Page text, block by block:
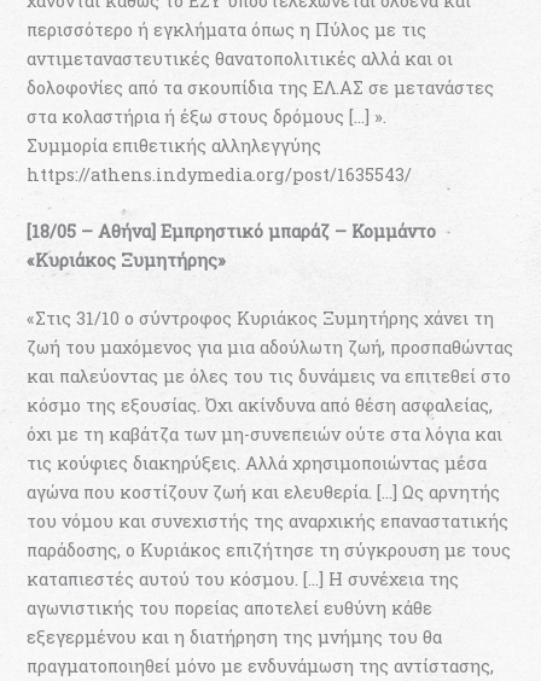
περισσότερο ή εγκλήματα όπως η Πύλος με τις
αντιμεταναστευτικές θανατοπολιτικές αλλά και οι
δολοφονίες από τα σκουπίδια της ΕΛ.ΑΣ σε μετανάστες
στα κολαστήρια ή έξω στους δρόμους […] ».
Συμμορία επιθετικής αλληλεγγύης
https://athens.indymedia.org/post/1635543/
[18/05 – Αθήνα] Εμπρηστικό μπαράζ – Κομμάντο
«Κυριάκος Ξυμητήρης»
«Στις 31/10 ο σύντροφος Κυριάκος Ξυμητήρης χάνει τη
ζωή του μαχόμενος για μια αδούλωτη ζωή, προσπαθώντας
και παλεύοντας με όλες του τις δυνάμεις να επιτεθεί στο
κόσμο της εξουσίας. Όχι ακίνδυνα από θέση ασφαλείας,
όχι με τη καβάτζα των μη-συνεπειών ούτε στα λόγια και
τις κούφιες διακηρύξεις. Αλλά χρησιμοποιώντας μέσα
αγώνα που κοστίζουν ζωή και ελευθερία. […] Ως αρνητής
του νόμου και συνεχιστής της αναρχικής επαναστατικής
παράδοσης, ο Κυριάκος επιζήτησε τη σύγκρουση με τους
καταπιεστές αυτού του κόσμου. […] Η συνέχεια της
αγωνιστικής του πορείας αποτελεί ευθύνη κάθε
εξεγερμένου και η διατήρηση της μνήμης του θα
πραγματοποιηθεί μόνο με ενδυνάμωση της αντίστασης,